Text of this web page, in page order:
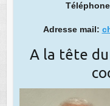
Adresse mail:
A la tête du